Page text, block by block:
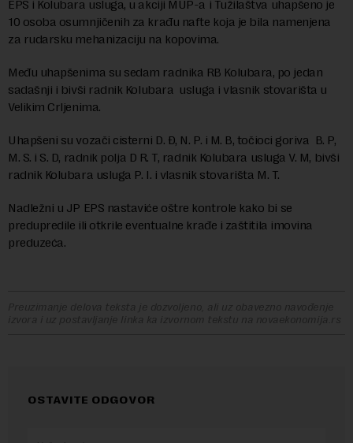
EPS i Kolubara usluga, u akciji MUP-a i Tužilaštva uhapšeno je
10 osoba osumnjičenih za krađu nafte koja je bila namenjena
za rudarsku mehanizaciju na kopovima.
Među uhapšenima su sedam radnika RB Kolubara, po jedan
sadašnji i bivši radnik Kolubara usluga i vlasnik stovarišta u
Velikim Crljenima.
Uhapšeni su vozači cisterni D. Đ, N. P. i M. B, točioci goriva B. P,
M. S. i S. D, radnik polja D R. T, radnik Kolubara usluga V. M, bivši
radnik Kolubara usluga P. I. i vlasnik stovarišta M. T.
Nadležni u JP EPS nastaviće oštre kontrole kako bi se
predupredile ili otkrile eventualne krađe i zaštitila imovina
preduzeća.
Preuzimanje delova teksta je dozvoljeno, ali uz obavezno navođenje
izvora i uz postavljanje linka ka izvornom tekstu na novaekonomija.rs
OSTAVITE ODGOVOR